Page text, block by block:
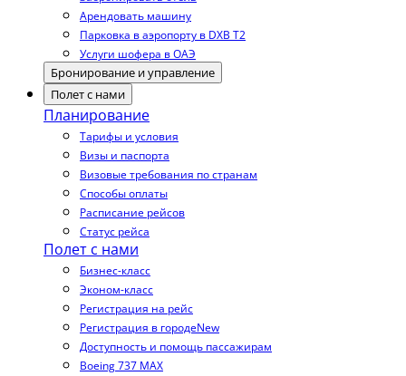
Арендовать машину
Парковка в аэропорту в DXB T2
Услуги шофера в ОАЭ
Бронирование и управление
Полет с нами
Планирование
Тарифы и условия
Визы и паспорта
Визовые требования по странам
Способы оплаты
Расписание рейсов
Статус рейса
Полет с нами
Бизнес-класс
Эконом-класс
Регистрация на рейс
Регистрация в городеNew
Доступность и помощь пассажирам
Boeing 737 MAX